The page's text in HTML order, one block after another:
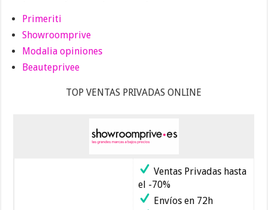
Primeriti
Showroomprive
Modalia opiniones
Beauteprivee
TOP VENTAS PRIVADAS ONLINE
Ventas Privadas hasta
el -70%
Envíos en 72h